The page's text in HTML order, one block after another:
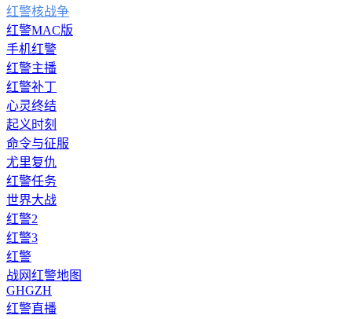
红警核战争
红警MAC版
手机红警
红警主播
红警补丁
心灵终结
起义时刻
命令与征服
尤里复仇
红警任务
世界大战
红警2
红警3
红警
战网红警地图
GHGZH
红警直播